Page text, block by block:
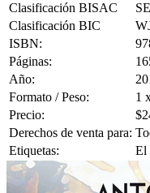
Clasificación BISAC
Clasificación BIC
ISBN:
Páginas:
Año:
Formato / Peso:
1
Precio:
Derechos de venta para:
Etiquetas:
El